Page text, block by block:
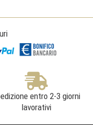
entro 2-3 giorni
lavorativi